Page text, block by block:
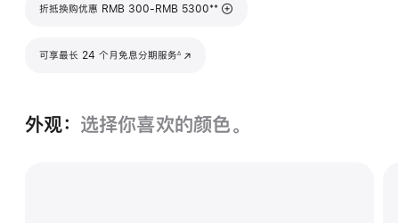
折抵换购优惠 RMB 300-RMB 5300脚注
**
可享最长 24 个月免息分期服务∆
(在新窗口中打开)
外观： 选择你喜欢的颜色。